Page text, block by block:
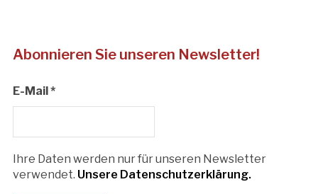
Abonnieren Sie unseren Newsletter!
E-Mail*
Ihre Daten werden nur für unseren Newsletter
verwendet. Unsere Datenschutzerklärung.